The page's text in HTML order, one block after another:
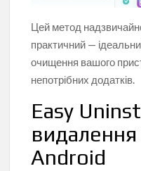
Цей метод
практичний —
очищення вашого
непотрібних додатків.
Easy
Android